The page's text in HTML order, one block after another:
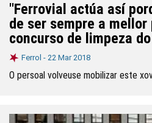
"Ferrovial actúa así
de ser sempre a mellor
concurso de limpeza do
Ferrol - 22 Mar 2018
O persoal volveuse mobilizar este